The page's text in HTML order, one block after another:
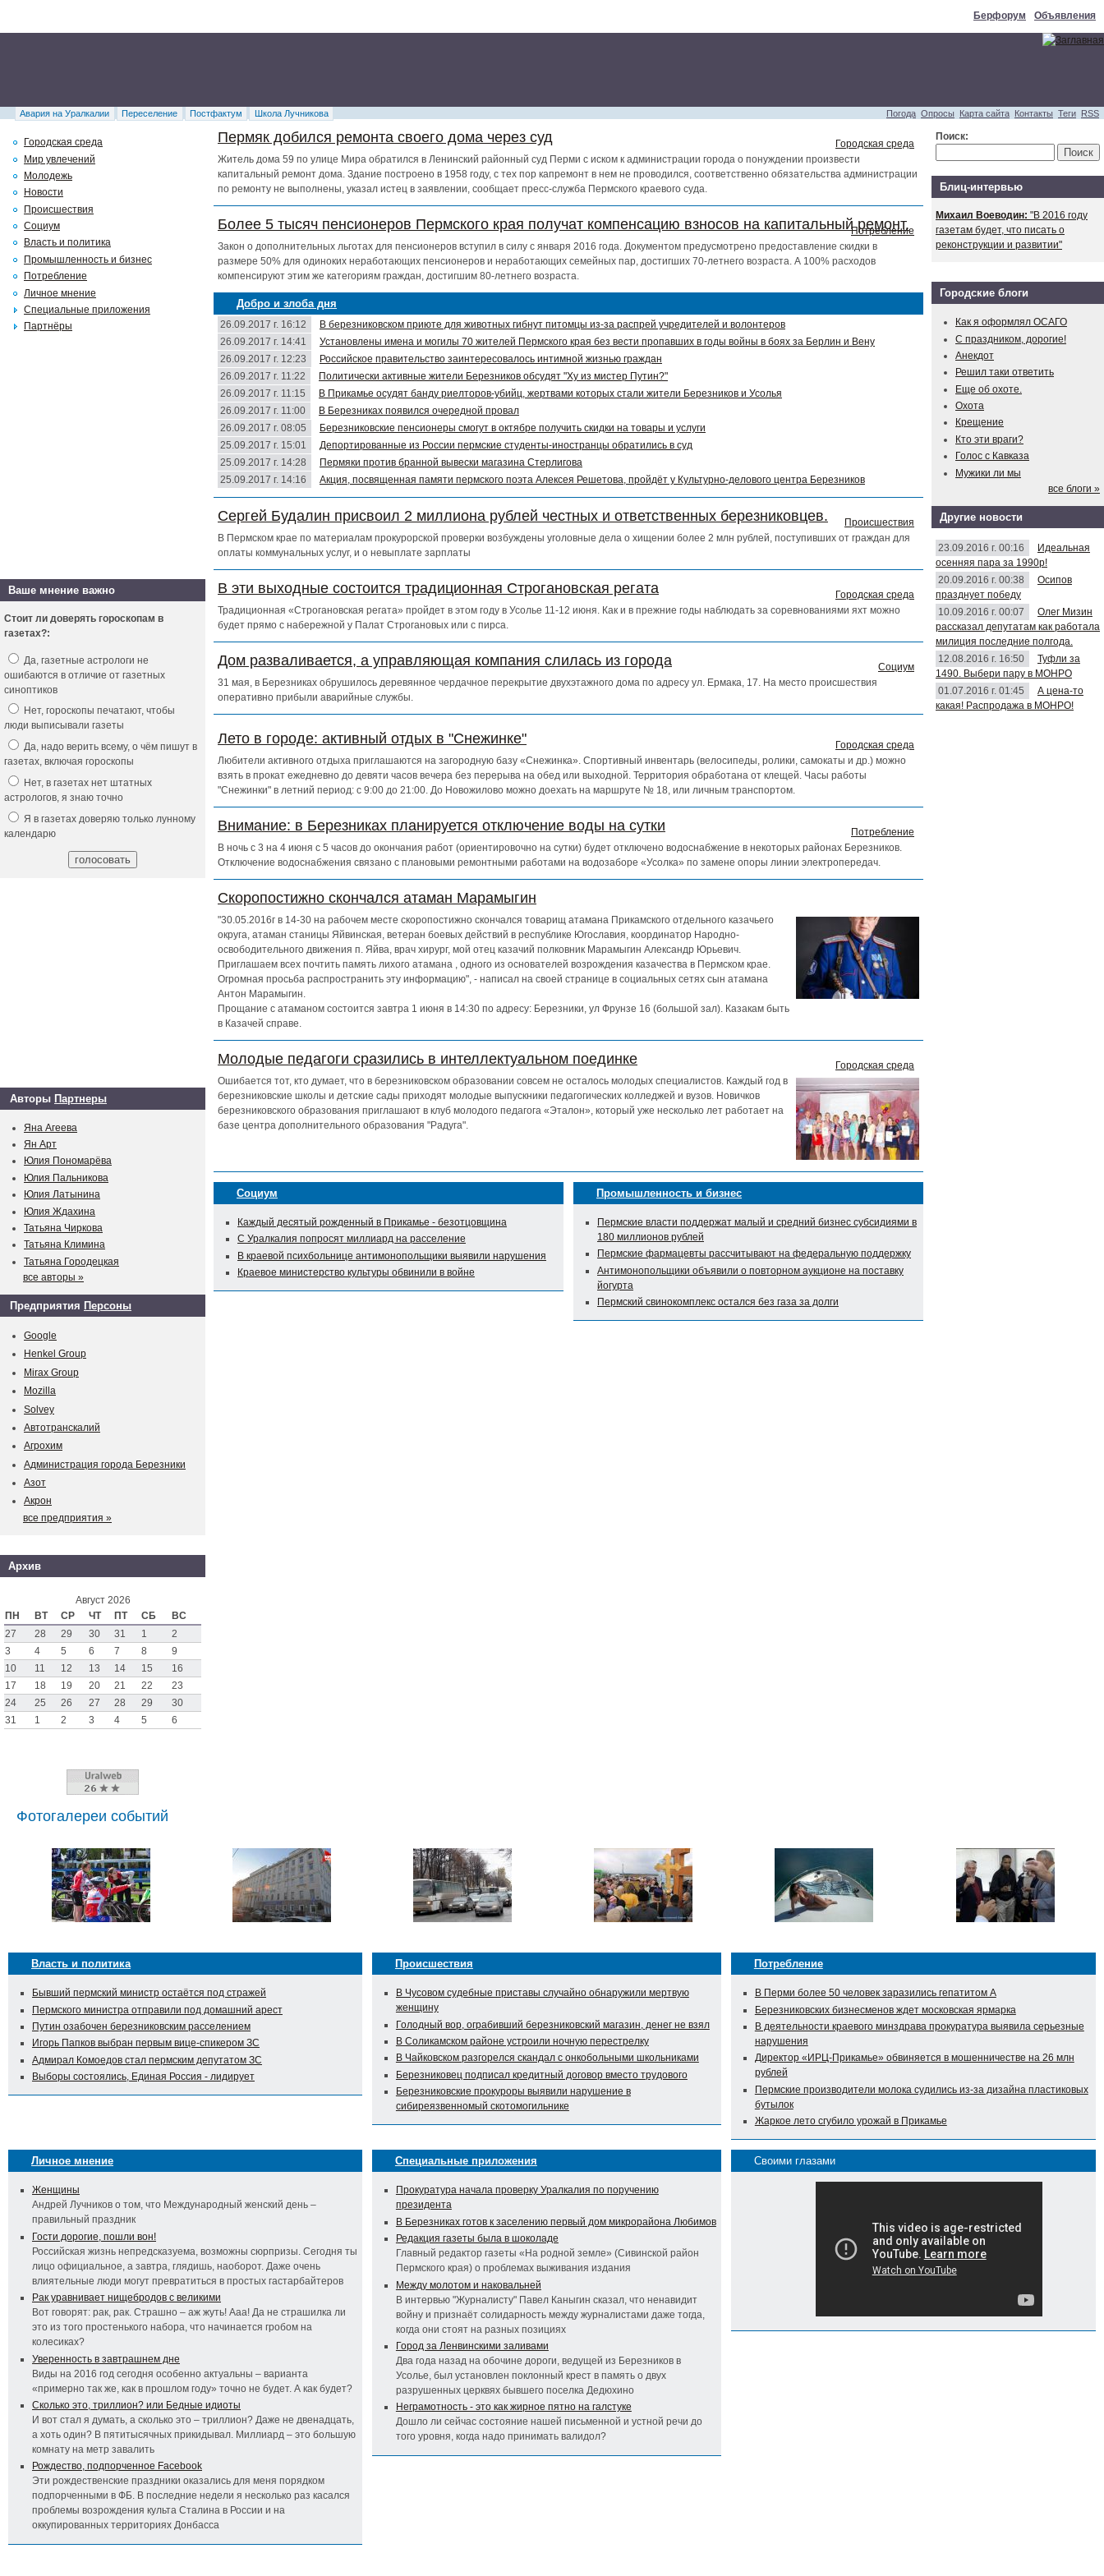
Берфорум Объявления
Погода Опросы Карта сайта Контакты Теги RSS
Авария на Уралкалии Переселение Постфактум Школа Лучникова
Пермяк добился ремонта своего дома через суд
Городская среда
Житель дома 59 по улице Мира обратился в Ленинский районный суд Перми с иском к администрации города о понуждении произвести
капитальный ремонт дома. Здание построено в 1958 году, с тех пор капремонт в нем не проводился, соответственно обязательства администрации
по ремонту не выполнены, указал истец в заявлении, сообщает пресс-служба Пермского краевого суда.
Более 5 тысяч пенсионеров Пермского края получат компенсацию взносов на капитальный ремонт.
Потребление
Закон о дополнительных льготах для пенсионеров вступил в силу с января 2016 года. Документом предусмотрено предоставление скидки в
размере 50% для одиноких неработающих пенсионеров и неработающих семейных пар, достигших 70-летнего возраста. А 100% расходов
компенсируют этим же категориям граждан, достигшим 80-летнего возраста.
Добро и злоба дня
26.09.2017 г. 16:12
В березниковском приюте для животных гибнут питомцы из-за распрей учредителей и волонтеров
26.09.2017 г. 14:41
Установлены имена и могилы 70 жителей Пермского края без вести пропавших в годы войны в боях за Берлин и Вену
26.09.2017 г. 12:23
Российское правительство заинтересовалось интимной жизнью граждан
26.09.2017 г. 11:22
Политически активные жители Березников обсудят "Ху из мистер Путин?"
26.09.2017 г. 11:15
В Прикамье осудят банду риелторов-убийц, жертвами которых стали жители Березников и Усолья
26.09.2017 г. 11:00
В Березниках появился очередной провал
26.09.2017 г. 08:05
Березниковские пенсионеры смогут в октябре получить скидки на товары и услуги
25.09.2017 г. 15:01
Депортированные из России пермские студенты-иностранцы обратились в суд
25.09.2017 г. 14:28
Пермяки против бранной вывески магазина Стерлигова
25.09.2017 г. 14:16
Акция, посвященная памяти пермского поэта Алексея Решетова, пройдёт у Культурно-делового центра Березников
Сергей Будалин присвоил 2 миллиона рублей честных и ответственных березниковцев.
Происшествия
В Пермском крае по материалам прокурорской проверки возбуждены уголовные дела о хищении более 2 млн рублей, поступивших от граждан для
оплаты коммунальных услуг, и о невыплате зарплаты
В эти выходные состоится традиционная Строгановская регата
Городская среда
Традиционная «Строгановская регата» пройдет в этом году в Усолье 11-12 июня. Как и в прежние годы наблюдать за соревнованиями яхт можно
будет прямо с набережной у Палат Строгановых или с пирса.
Дом разваливается, а управляющая компания слилась из города
Социум
31 мая, в Березниках обрушилось деревянное чердачное перекрытие двухэтажного дома по адресу ул. Ермака, 17. На место происшествия
оперативно прибыли аварийные службы.
Лето в городе: активный отдых в "Снежинке"
Городская среда
Любители активного отдыха приглашаются на загородную базу «Снежинка». Спортивный инвентарь (велосипеды, ролики, самокаты и др.) можно
взять в прокат ежедневно до девяти часов вечера без перерыва на обед или выходной. Территория обработана от клещей. Часы работы
"Снежинки" в летний период: с 9:00 до 21:00. До Новожилово можно доехать на маршруте № 18, или личным транспортом.
Внимание: в Березниках планируется отключение воды на сутки
Потребление
В ночь с 3 на 4 июня с 5 часов до окончания работ (ориентировочно на сутки) будет отключено водоснабжение в некоторых районах Березников.
Отключение водоснабжения связано с плановыми ремонтными работами на водозаборе «Усолка» по замене опоры линии электропередач.
Скоропостижно скончался атаман Марамыгин
"30.05.2016г в 14-30 на рабочем месте скоропостижно скончался товарищ атамана Прикамского отдельного казачьего
округа, атаман станицы Яйвинская, ветеран боевых действий в республике Югославия, координатор Народно-
освободительного движения п. Яйва, врач хирург, мой отец казачий полковник Марамыгин Александр Юрьевич.
Приглашаем всех почтить память лихого атамана , одного из основателей возрождения казачества в Пермском крае.
Огромная просьба распространить эту информацию", - написал на своей странице в социальных сетях сын атамана
Антон Марамыгин.
Прощание с атаманом состоится завтра 1 июня в 14:30 по адресу: Березники, ул Фрунзе 16 (большой зал). Казакам быть
в Казачей справе.
Молодые педагоги сразились в интеллектуальном поединке
Городская среда
Ошибается тот, кто думает, что в березниковском образовании совсем не осталось молодых специалистов. Каждый год в
березниковские школы и детские сады приходят молодые выпускники педагогических колледжей и вузов. Новичков
березниковского образования приглашают в клуб молодого педагога «Эталон», который уже несколько лет работает на
базе центра дополнительного образования "Радуга".
Социум
Каждый десятый рожденный в Прикамье - безотцовщина
С Уралкалия попросят миллиард на расселение
В краевой психбольнице антимонопольщики выявили нарушения
Краевое министерство культуры обвинили в войне
Промышленность и бизнес
Пермские власти поддержат малый и средний бизнес субсидиями в
180 миллионов рублей
Пермские фармацевты рассчитывают на федеральную поддержку
Антимонопольщики объявили о повторном аукционе на поставку
йогурта
Пермский свинокомплекс остался без газа за долги
Городская среда
Мир увлечений
Молодежь
Новости
Происшествия
Социум
Власть и политика
Промышленность и бизнес
Потребление
Личное мнение
Специальные приложения
Партнёры
Ваше мнение важно
Стоит ли доверять гороскопам в
газетах?:
Да, газетные астрологи не
ошибаются в отличие от газетных
синоптиков
Нет, гороскопы печатают, чтобы
люди выписывали газеты
Да, надо верить всему, о чём пишут в
газетах, включая гороскопы
Нет, в газетах нет штатных
астрологов, я знаю точно
Я в газетах доверяю только лунному
календарю
Авторы Партнеры
Яна Агеева
Ян Арт
Юлия Пономарёва
Юлия Пальникова
Юлия Латынина
Юлия Ждахина
Татьяна Чиркова
Татьяна Климина
Татьяна Городецкая
все авторы »
Предприятия Персоны
Google
Henkel Group
Mirax Group
Mozilla
Solvey
Автотранскалий
Агрохим
Администрация города Березники
Азот
Акрон
все предприятия »
Архив
Август 2026
ПН
ВТ СР ЧТ ПТ СБ
ВС
27
28 29 30 31 1
2
3
4 5 6 7 8
9
10
11 12 13 14 15
16
17
18 19 20 21 22
23
24
25 26 27 28 29
30
31
1 2 3 4 5 6
Поиск:
Блиц-интервью
Михаил Воеводин: "В 2016 году
газетам будет, что писать о
реконструкции и развитии"
Городские блоги
Как я оформлял ОСАГО
С праздником, дорогие!
Анекдот
Решил таки ответить
Еще об охоте.
Охота
Крещение
Кто эти враги?
Голос с Кавказа
Мужики ли мы
все блоги »
Другие новости
23.09.2016 г. 00:16
Идеальная
осенняя пара за 1990р!
20.09.2016 г. 00:38
Осипов
празднует победу
10.09.2016 г. 00:07
Олег Мизин
рассказал депутатам как работала
милиция последние полгода.
12.08.2016 г. 16:50
Туфли за
1490. Выбери пару в МОНРО
01.07.2016 г. 01:45
А цена-то
какая! Распродажа в МОНРО!
Фотогалереи событий
Власть и политика
Бывший пермский министр остаётся под стражей
Пермского министра отправили под домашний арест
Путин озабочен березниковским расселением
Игорь Папков выбран первым вице-спикером ЗС
Адмирал Комоедов стал пермским депутатом ЗС
Выборы состоялись, Единая Россия - лидирует
Происшествия
В Чусовом судебные приставы случайно обнаружили мертвую
женщину
Голодный вор, ограбивший березниковский магазин, денег не взял
В Соликамском районе устроили ночную перестрелку
В Чайковском разгорелся скандал с онкобольными школьниками
Березниковец подписал кредитный договор вместо трудового
Березниковские прокуроры выявили нарушение в
сибиреязвенномый скотомогильнике
Потребление
В Перми более 50 человек заразились гепатитом А
Березниковских бизнесменов ждет московская ярмарка
В деятельности краевого минздрава прокуратура выявила серьезные
нарушения
Директор «ИРЦ-Прикамье» обвиняется в мошенничестве на 26 млн
рублей
Пермские производители молока судились из-за дизайна пластиковых
бутылок
Жаркое лето сгубило урожай в Прикамье
Личное мнение
Женщины
Андрей Лучников о том, что Международный женский день –
правильный праздник
Гости дорогие, пошли вон!
Российская жизнь непредсказуема, возможны сюрпризы. Сегодня ты
лицо официальное, а завтра, глядишь, наоборот. Даже очень
влиятельные люди могут превратиться в простых гастарбайтеров
Рак уравнивает нищебродов с великими
Вот говорят: рак, рак. Страшно – аж жуть! Ааа! Да не страшилка ли
это из того простенького набора, что начинается гробом на
колесиках?
Уверенность в завтрашнем дне
Виды на 2016 год сегодня особенно актуальны – варианта
«примерно так же, как в прошлом году» точно не будет. А как будет?
Сколько это, триллион? или Бедные идиоты
И вот стал я думать, а сколько это – триллион? Даже не двенадцать,
а хоть один? В пятитысячных прикидывал. Миллиард – это большую
комнату на метр завалить
Рождество, подпорченное Facebook
Эти рождественские праздники оказались для меня порядком
подпорченными в ФБ. В последние недели я несколько раз касался
проблемы возрождения культа Сталина в России и на
оккупированных территориях Донбасса
Специальные приложения
Прокуратура начала проверку Уралкалия по поручению
президента
В Березниках готов к заселению первый дом микрорайона Любимов
Редакция газеты была в шоколаде
Главный редактор газеты «На родной земле» (Сивинской район
Пермского края) о проблемах выживания издания
Между молотом и наковальней
В интервью "Журналисту" Павел Каныгин сказал, что ненавидит
войну и признаёт солидарность между журналистами даже тогда,
когда они стоят на разных позициях
Город за Ленвинскими заливами
Два года назад на обочине дороги, ведущей из Березников в
Усолье, был установлен поклонный крест в память о двух
разрушенных церквях бывшего поселка Дедюхино
Неграмотность - это как жирное пятно на галстуке
Дошло ли сейчас состояние нашей письменной и устной речи до
того уровня, когда надо принимать валидол?
Своими глазами